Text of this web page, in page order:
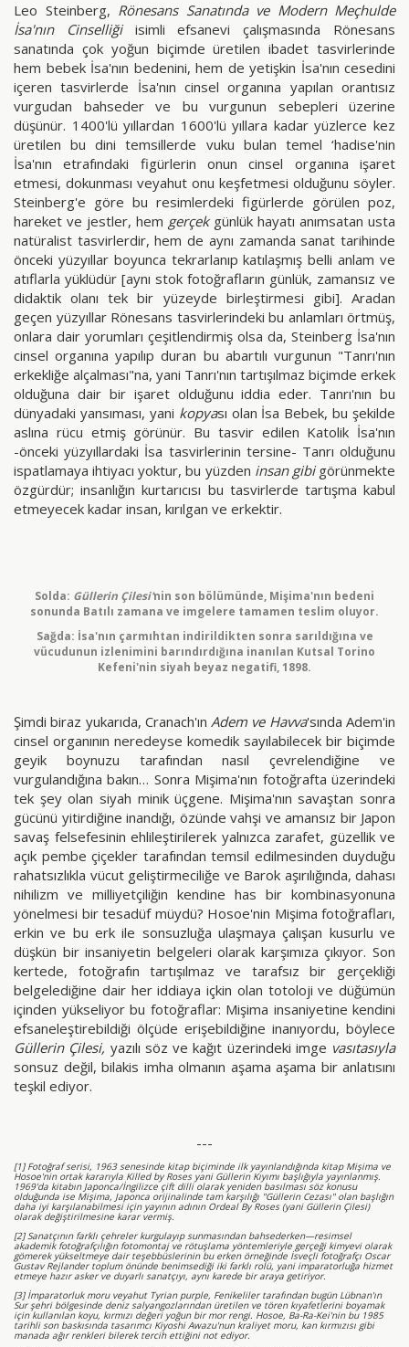
Leo Steinberg, Rönesans Sanatında ve Modern Meçhulde
İsa'nın Cinselliğiisimli efsanevi çalışmasında Rönesans
sanatında çok yoğun biçimde üretilen ibadet tasvirlerinde
hem bebek İsa'nın bedenini, hem de yetişkin İsa'nın cesedini
içeren tasvirlerde İsa'nın cinsel organına yapılan orantısız
vurgudan bahseder ve bu vurgunun sebepleri üzerine
düşünür. 1400'lü yıllardan 1600'lü yıllara kadar yüzlerce kez
üretilen bu dini temsillerde vuku bulan temel ‘hadise'nin
İsa'nın etrafındaki figürlerin onun cinsel organına işaret
etmesi, dokunması veyahut onu keşfetmesi olduğunu söyler.
Steinberg'e göre bu resimlerdeki figürlerde görülen poz,
hareket ve jestler, hem gerçek günlük hayatı anımsatan usta
natüralist tasvirlerdir, hem de aynı zamanda sanat tarihinde
önceki yüzyıllar boyunca tekrarlanıp katılaşmış belli anlam ve
atıflarla yüklüdür [aynı stok fotoğrafların günlük, zamansız ve
didaktik olanı tek bir yüzeyde birleştirmesi gibi]. Aradan
geçen yüzyıllar Rönesans tasvirlerindeki bu anlamları örtmüş,
onlara dair yorumları çeşitlendirmiş olsa da, Steinberg İsa'nın
cinsel organına yapılıp duran bu abartılı vurgunun "Tanrı'nın
erkekliğe alçalması"na, yani Tanrı'nın tartışılmaz biçimde erkek
olduğuna dair bir işaret olduğunu iddia eder. Tanrı'nın bu
dünyadaki yansıması, yani kopyası olan İsa Bebek, bu şekilde
aslına rücu etmiş görünür. Bu tasvir edilen Katolik İsa'nın
-önceki yüzyıllardaki İsa tasvirlerinin tersine- Tanrı olduğunu
ispatlamaya ihtiyacı yoktur, bu yüzden insan gibigörünmekte
özgürdür; insanlığın kurtarıcısı bu tasvirlerde tartışma kabul
etmeyecek kadar insan, kırılgan ve erkektir.
Solda: Güllerin Çilesi'nin son bölümünde, Mişima'nın bedeni
sonunda Batılı zamana ve imgelere tamamen teslim oluyor.
Sağda: İsa'nın çarmıhtan indirildikten sonra sarıldığına ve
vücudunun izlenimini barındırdığına inanılan Kutsal Torino
Kefeni'nin siyah beyaz negatifi, 1898.
Şimdi biraz yukarıda, Cranach'ınAdem ve Havva'sında Adem'in
cinsel organının neredeyse komedik sayılabilecek bir biçimde
geyik boynuzu tarafından nasıl çevrelendiğine ve
vurgulandığına bakın… Sonra Mişima'nın fotoğrafta üzerindeki
tek şey olan siyah minik üçgene. Mişima'nın savaştan sonra
gücünü yitirdiğine inandığı, özünde vahşi ve amansız bir Japon
savaş felsefesinin ehlileştirilerek yalnızca zarafet, güzellik ve
açık pembe çiçekler tarafından temsil edilmesinden duyduğu
rahatsızlıkla vücut geliştirmeciliğe ve Barok aşırılığında, dahası
nihilizm ve milliyetçiliğin kendine has bir kombinasyonuna
yönelmesi bir tesadüf müydü? Hosoe'nin Mişima fotoğrafları,
erkin ve bu erk ile sonsuzluğa ulaşmaya çalışan kusurlu ve
düşkün bir insaniyetin belgeleri olarak karşımıza çıkıyor. Son
kertede, fotoğrafın tartışılmaz ve tarafsız bir gerçekliği
belgelediğine dair her iddiaya içkin olan totoloji ve düğümün
içinden yükseliyor bu fotoğraflar: Mişima insaniyetine kendini
efsaneleştirebildiği ölçüde erişebildiğine inanıyordu, böylece
Güllerin Çilesi, yazılı söz ve kağıt üzerindeki imge vasıtasıyla
sonsuz değil, bilakis imha olmanın aşama aşama bir anlatısını
teşkil ediyor.
---
[1] Fotoğraf serisi, 1963 senesinde kitap biçiminde ilk yayınlandığında kitap Mişima ve
Hosoe'nin ortak kararıyla Killed by Roses yani Güllerin Kıyımı başlığıyla yayınlanmış.
1969'da kitabın Japonca/İngilizce çift dilli olarak yeniden basılması söz konusu
olduğunda ise Mişima, Japonca orijinalinde tam karşılığı "Güllerin Cezası" olan başlığın
daha iyi karşılanabilmesi için yayının adının Ordeal By Roses (yani Güllerin Çilesi)
olarak değiştirilmesine karar vermiş.
[2] Sanatçının farklı çehreler kurgulayıp sunmasından bahsederken—resimsel
akademik fotoğrafçılığın fotomontaj ve rötuşlama yöntemleriyle gerçeği kimyevi olarak
gömerek yükseltmeye dair teşebbüslerinin bu erken örneğinde İsveçli fotoğrafçı Oscar
Gustav Rejlander toplum önünde benimsediği iki farklı rolü, yani imparatorluğa hizmet
etmeye hazır asker ve duyarlı sanatçıyı, aynı karede bir araya getiriyor.
[3] İmparatorluk moru veyahut Tyrian purple, Fenikeliler tarafından bugün Lübnan'ın
Sur şehri bölgesinde deniz salyangozlarından üretilen ve tören kıyafetlerini boyamak
için kullanılan koyu, kırmızı değeri yoğun bir mor rengi. Hosoe, Ba-Ra-Kei'nin bu 1985
tarihli son baskısında tasarımcı Kiyoshi Awazu'nun kraliyet moru, kan kırmızısı gibi
manada ağır renkleri bilerek tercih ettiğini not ediyor.